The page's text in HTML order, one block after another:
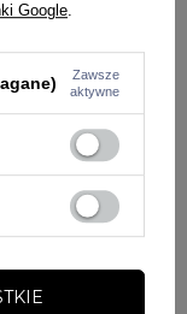
nie
NOWOŚĆ
Google.
Zawsze
aktywne